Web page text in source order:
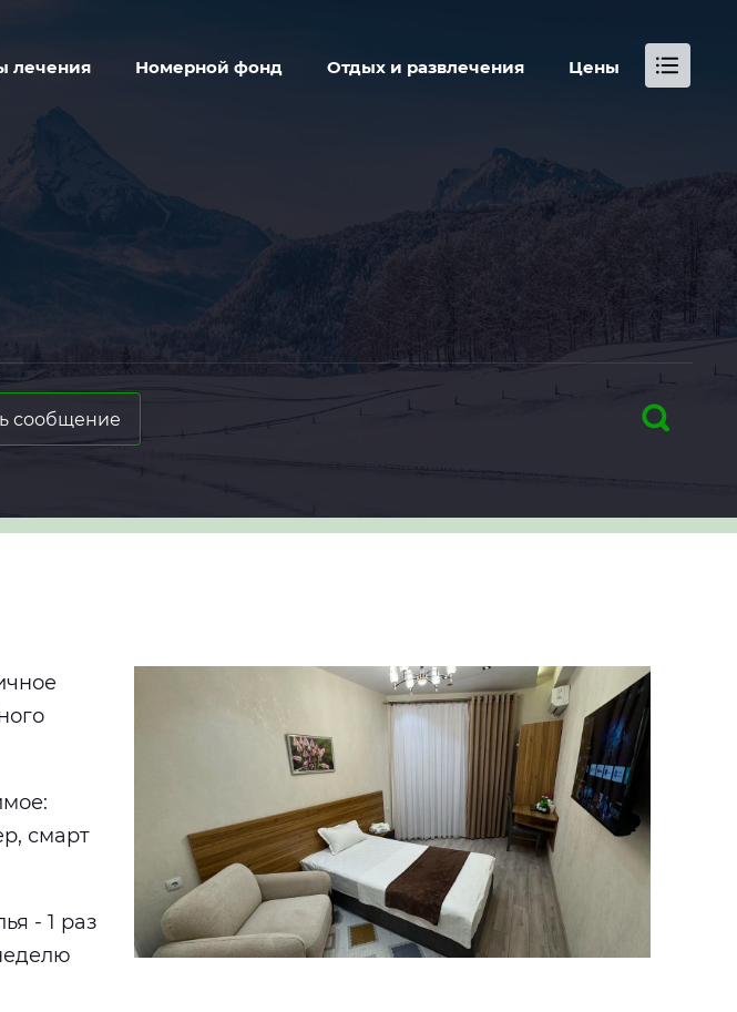
лечения Номерной фонд Отдых и развлечения Цены ...
сообщение
смарт
- 1 раз